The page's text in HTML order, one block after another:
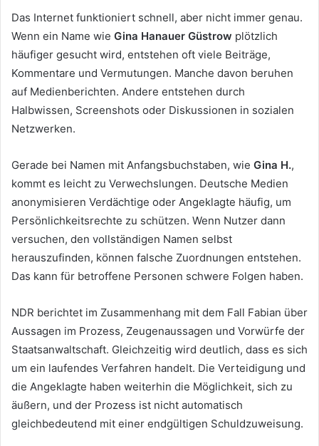
Das Internet funktioniert schnell, aber nicht immer genau.
Wenn ein Name wie Gina Hanauer Güstrow plötzlich
häufiger gesucht wird, entstehen oft viele Beiträge,
Kommentare und Vermutungen. Manche davon beruhen
auf Medienberichten. Andere entstehen durch
Halbwissen, Screenshots oder Diskussionen in sozialen
Netzwerken.
Gerade bei Namen mit Anfangsbuchstaben, wie Gina H.,
kommt es leicht zu Verwechslungen. Deutsche Medien
anonymisieren Verdächtige oder Angeklagte häufig, um
Persönlichkeitsrechte zu schützen. Wenn Nutzer dann
versuchen, den vollständigen Namen selbst
herauszufinden, können falsche Zuordnungen entstehen.
Das kann für betroffene Personen schwere Folgen haben.
NDR berichtet im Zusammenhang mit dem Fall Fabian über
Aussagen im Prozess, Zeugenaussagen und Vorwürfe der
Staatsanwaltschaft. Gleichzeitig wird deutlich, dass es sich
um ein laufendes Verfahren handelt. Die Verteidigung und
die Angeklagte haben weiterhin die Möglichkeit, sich zu
äußern, und der Prozess ist nicht automatisch
gleichbedeutend mit einer endgültigen Schuldzuweisung.